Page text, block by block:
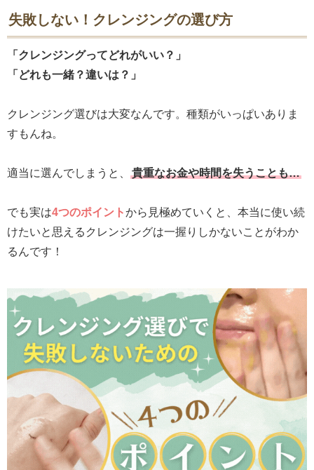
失敗しない！クレンジングの選び方
「クレンジングってどれがいい？」
「どれも一緒？違いは？」
クレンジング選びは大変なんです。種類がいっぱいありま
すもんね。
適当に選んでしまうと、 貴重なお金や時間を失うことも…
でも実は4つのポイントから見極めていくと、本当に使い続
けたいと思えるクレンジングは一握りしかないことがわか
るんです！